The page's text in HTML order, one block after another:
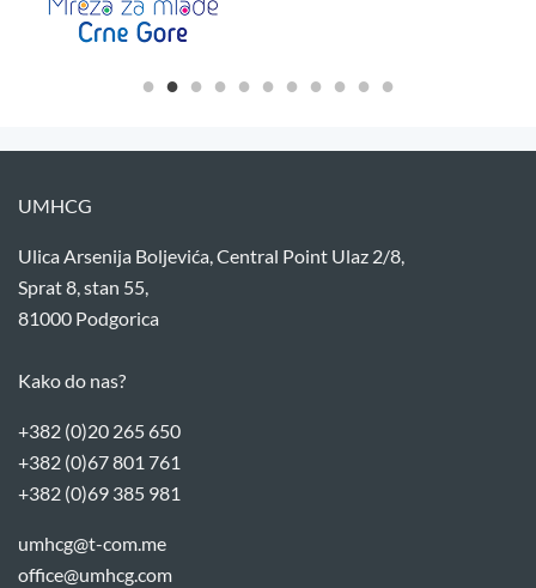
UMHCG
Ulica Arsenija Boljevića, Central Point Ulaz 2/8,
Sprat 8, stan 55,
81000 Podgorica
Kako do nas?
+382 (0)20 265 650
+382 (0)67 801 761
+382 (0)69 385 981
umhcg@t-com.me
office@umhcg.com